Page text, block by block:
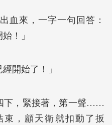
血來，一字一句回答：
始！」
經開始了！」
下，緊接著，第一聲……
，顧天衛就扣動了扳